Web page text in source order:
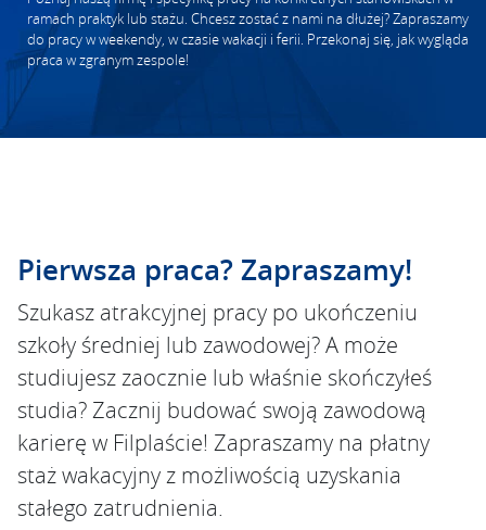
ramach praktyk lub stażu. Chcesz zostać z nami na dłużej? Zapraszamy
do pracy w weekendy, w czasie wakacji i ferii. Przekonaj się, jak wygląda
praca w zgranym zespole!
Pierwsza praca? Zapraszamy!
Szukasz atrakcyjnej pracy po ukończeniu
szkoły średniej lub zawodowej? A może
studiujesz zaocznie lub właśnie skończyłeś
studia? Zacznij budować swoją zawodową
karierę w Filplaście! Zapraszamy na płatny
staż wakacyjny z możliwością uzyskania
stałego zatrudnienia.